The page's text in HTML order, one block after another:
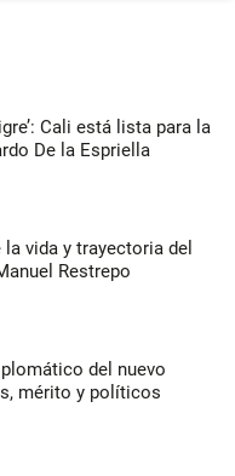
Cali está lista para la
De la Espriella
vida y trayectoria del
Restrepo
del nuevo
mérito y políticos